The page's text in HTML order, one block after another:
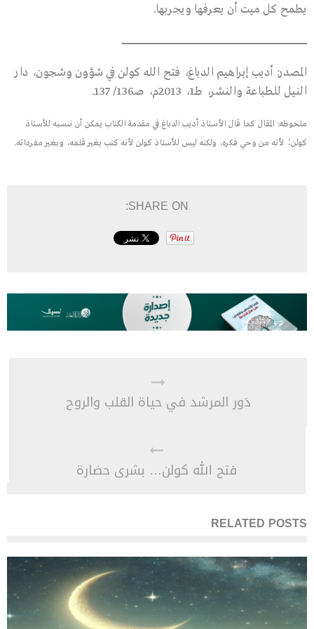
يطمح كل ميت أن يعرفها ويجربها.
ــــــــــــــــــــــــــــــــــــــــــــــــــــــــــــــــــــــــــــــــــــــــــــــــــــــــــــــــــــــــــــــــــــــــــــــــــــــــــــــــــــــــــــــــــــــــــــــــــــــــــــــــــــــــــــــــــــــــــــــــــــــــــــــــــــــــ
المصدر: أديب إبراهيم الدباغ، فتح الله كولن في شؤون وشجون، دار
النيل للطباعة والنشر، طـ1، 2013م، صـ136/ 137.
ملحوظه: المقال كما قال الأستاذ أديب الدباغ في مقدمة الكتاب يمكن أن ننسبه للأستاذ
كولن؛ لأنه من وحي فكره، ولكنه ليس للأستاذ كولن لأنه كتب بغير قلمه، وبغير مفرداته.
SHARE ON:
دَور المرشد في حياة القلب والروح
فتح الله كولن… بشرى حضارة
RELATED POSTS